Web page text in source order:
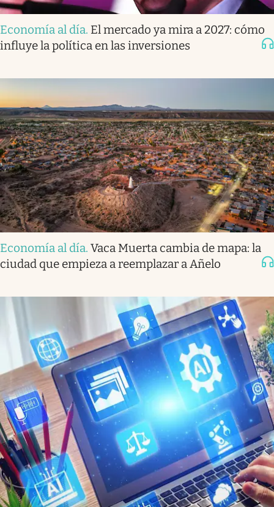
Economía al día. El mercado ya mira a 2027: cómo
influye la política en las inversiones
Economía al día. Vaca Muerta cambia de mapa: la
ciudad que empieza a reemplazar a Añelo